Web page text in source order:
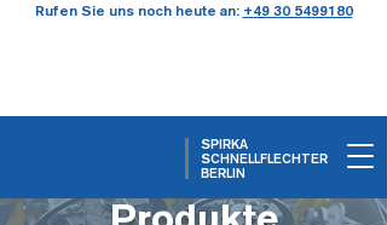
SPIRKA
SCHNELLFLECHTER
BERLIN
Rufen Sie uns noch heute an: +49 30 5499180